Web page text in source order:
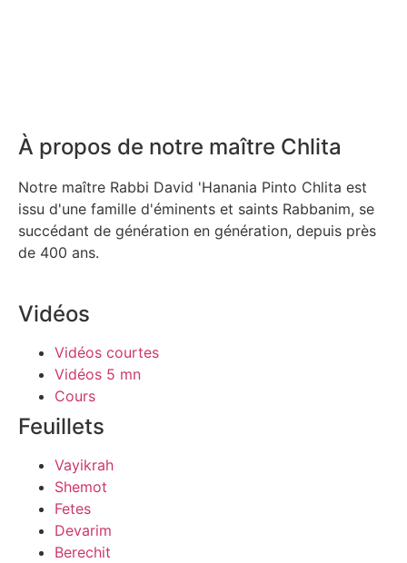
À propos de notre maître Chlita
Notre maître Rabbi David 'Hanania Pinto Chlita est
issu d'une famille d'éminents et saints Rabbanim, se
succédant de génération en génération, depuis près
de 400 ans.
Vidéos
Vidéos courtes
Vidéos 5 mn
Cours
Feuillets
Vayikrah
Shemot
Fetes
Devarim
Berechit